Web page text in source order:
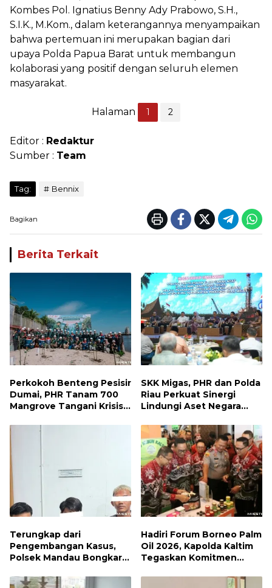
Kombes Pol. Ignatius Benny Ady Prabowo, S.H.,
S.I.K., M.Kom., dalam keterangannya menyampaikan
bahwa pertemuan ini merupakan bagian dari
upaya Polda Papua Barat untuk membangun
kolaborasi yang positif dengan seluruh elemen
masyarakat.
Halaman 1 2
Editor : Redaktur
Sumber : Team
Tag: Bennix
Bagikan
Berita Terkait
Perkokoh Benteng Pesisir
Dumai, PHR Tanam 700
Mangrove Tangani Krisis
Keanekaragaman Hayati
SKK Migas, PHR dan Polda
Riau Perkuat Sinergi
Lindungi Aset Negara
Energi Nasional
Terungkap dari
Pengembangan Kasus,
Polsek Mandau Bongkar
Ekstasi di Air Jamban,
Hadiri Forum Borneo Palm
Oil 2026, Kapolda Kaltim
Tegaskan Komitmen